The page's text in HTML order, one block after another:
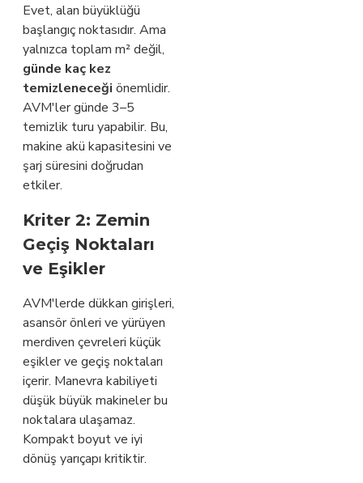
Evet, alan büyüklüğü
başlangıç noktasıdır. Ama
yalnızca toplam m² değil,
günde kaç kez
temizleneceği önemlidir.
AVM'ler günde 3–5
temizlik turu yapabilir. Bu,
makine akü kapasitesini ve
şarj süresini doğrudan
etkiler.
Kriter 2: Zemin
Geçiş Noktaları
ve Eşikler
AVM'lerde dükkan girişleri,
asansör önleri ve yürüyen
merdiven çevreleri küçük
eşikler ve geçiş noktaları
içerir. Manevra kabiliyeti
düşük büyük makineler bu
noktalara ulaşamaz.
Kompakt boyut ve iyi
dönüş yarıçapı kritiktir.